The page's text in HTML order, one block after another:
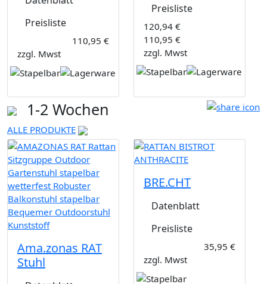
Preisliste
110,95 €
zzgl. Mwst
Preisliste
120,94 €
110,95 €
zzgl. Mwst
1-2 Wochen
ALLE PRODUKTE
Ama.zonas RAT
Stuhl
BRE.CHT
Datenblatt
Preisliste
35,95 €
zzgl. Mwst